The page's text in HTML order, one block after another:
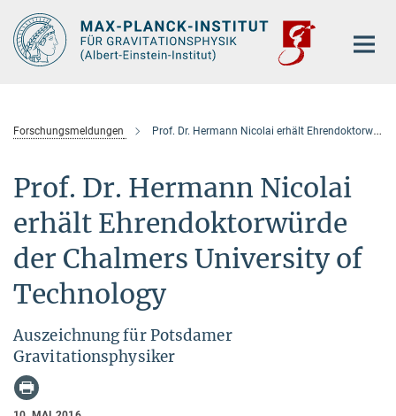
Hauptinhalt
Forschungsmeldungen Prof. Dr. Hermann Nicolai erhält Ehrendoktorwürde
Prof. Dr. Hermann Nicolai
erhält Ehrendoktorwürde
der Chalmers University of
Technology
Auszeichnung für Potsdamer
Gravitationsphysiker